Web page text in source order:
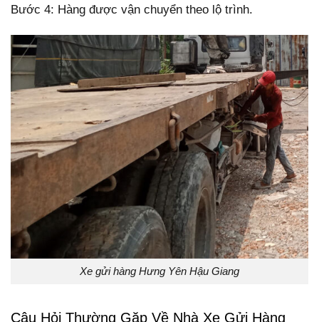
Bước 4: Hàng được vận chuyển theo lộ trình.
Xe gửi hàng Hưng Yên Hậu Giang
Câu Hỏi Thường Gặp Về Nhà Xe Gửi Hàng